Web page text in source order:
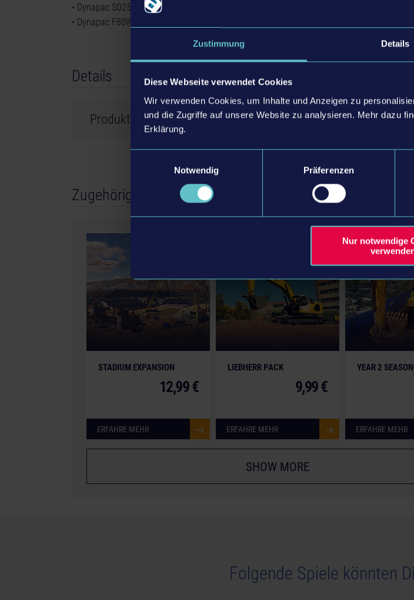
Zustimmung Details
Diese Webseite verwendet Cookies
Wir verwenden Cookies, um Inhalte und Anzeigen zu
und die Zugriffe auf unsere Website zu analysieren. Mehr dazu
Erklärung.
Notwendig
Präferenzen
Nur notwendige
• Dynapac SD2500WS (Schwarzdeckenfertiger)
• Dynapac F80W (Schwarzdeckenfertiger)
Details
Produkt Informationen
© 2024 astragon Entertainment GmbH. © 2024 weltenbauer. Software Entwicklung
and distributed by astragon Entertainment GmbH. Developed by weltenbauer. Software
Entwicklung GmbH and its logos are trademarks or registered trademarks of
Manufactured under license of Dynapac. The machines in this game may be different
products in shapes, colours and performance. All other intellectual property relating to
machines, construction equipment, associated brands and imagery (including
copyrighted materials) featured in the game are therefore the property of their respective
All rights reserved.
Zugehörige DLC
STADIUM EXPANSION
12,99 €
ERFAHRE MEHR
LIEBHERR PACK
9,99 €
ERFAHRE MEHR
YEAR 2
ERFAHRE MEHR
SHOW MORE
Folgende Spiele könnten